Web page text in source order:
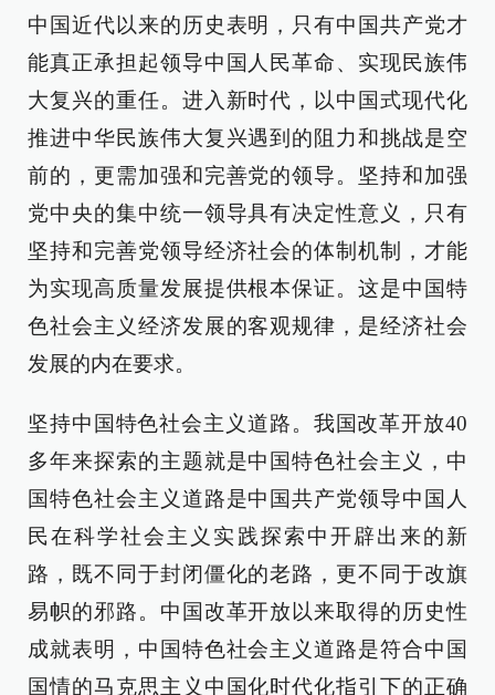
中国近代以来的历史表明，只有中国共产党才
能真正承担起领导中国人民革命、实现民族伟
大复兴的重任。进入新时代，以中国式现代化
推进中华民族伟大复兴遇到的阻力和挑战是空
前的，更需加强和完善党的领导。坚持和加强
党中央的集中统一领导具有决定性意义，只有
坚持和完善党领导经济社会的体制机制，才能
为实现高质量发展提供根本保证。这是中国特
色社会主义经济发展的客观规律，是经济社会
发展的内在要求。
坚持中国特色社会主义道路。我国改革开放40
多年来探索的主题就是中国特色社会主义，中
国特色社会主义道路是中国共产党领导中国人
民在科学社会主义实践探索中开辟出来的新
路，既不同于封闭僵化的老路，更不同于改旗
易帜的邪路。中国改革开放以来取得的历史性
成就表明，中国特色社会主义道路是符合中国
国情的马克思主义中国化时代化指引下的正确